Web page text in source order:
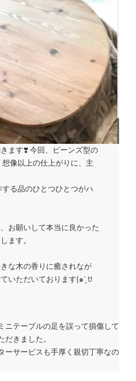
ます❣️ 今回、ビーンズ型の
像以上の仕上がりに、主
る品のひとつひとつがハ
お願いして本当に良かった
ます。
な木の香りに癒されなが
いただいております(๑ˊ͈ ꇴ
ニテーブルの足を誤って損傷して
きました。
ーサービスも手厚く親切丁寧なの